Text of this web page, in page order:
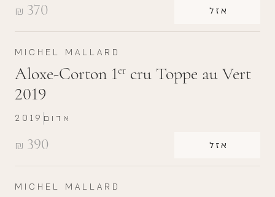
₪ 370 אזל
MICHEL MALLARD
Aloxe-Corton 1er cru Toppe au Vert
2019
₪ 390 אזל
2019 אדום
MICHEL MALLARD